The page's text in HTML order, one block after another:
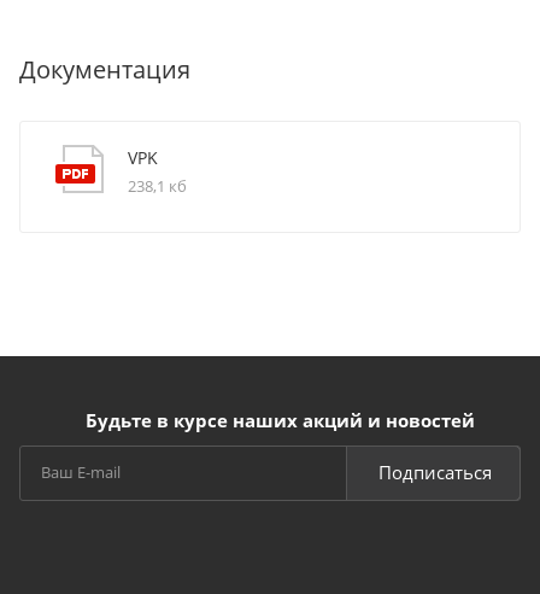
Документация
VPK
238,1 кб
Будьте в курсе наших акций и новостей
Подписаться